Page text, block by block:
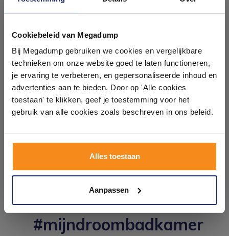
Cookiebeleid van Megadump
Bij Megadump gebruiken we cookies en vergelijkbare
technieken om onze website goed te laten functioneren,
je ervaring te verbeteren, en gepersonaliseerde inhoud en
advertenties aan te bieden. Door op 'Alle cookies
toestaan' te klikken, geef je toestemming voor het
gebruik van alle cookies zoals beschreven in ons beleid.
Alles toestaan
Aanpassen
Hoogte: 50 cm
Breedte: 119.4 cm
Hoogte: 1.8 cm
Diepte: 47.5 cm
#mijndroombadkamer
badkamers in onze 1000 m²
showroom
Laat je inspireren door 21 volledig ingerichte
badkameropstellingen – van compact tot luxe. Onze
ervaren adviseurs helpen je persoonlijk, en je vindt
tegels & sanitair direct uit voorraad. Gratis parkeren
op eigen terrein.
Kom langs en ervaar zelf het verschil!